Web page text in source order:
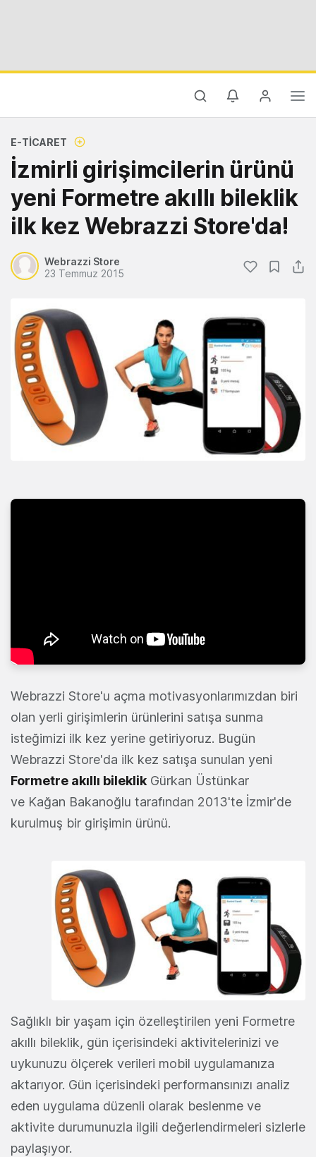
E-TICARET
İzmirli girişimcilerin ürünü
yeni Formetre akıllı bileklik
ilk kez Webrazzi Store'da!
Webrazzi Store
23 Temmuz 2015
Webrazzi Store'u açma motivasyonlarımızdan biri
olan yerli girişimlerin ürünlerini satışa sunma
isteğimizi ilk kez yerine getiriyoruz. Bugün
Webrazzi Store'da ilk kez satışa sunulan yeni
Formetre akıllı bileklik Gürkan Üstünkar
ve Kağan Bakanoğlu tarafından 2013'te İzmir'de
kurulmuş bir girişimin ürünü.
Sağlıklı bir yaşam için özelleştirilen yeni Formetre
akıllı bileklik, gün içerisindeki aktivitelerinizi ve
uykunuzu ölçerek verileri mobil uygulamanıza
aktarıyor. Gün içerisindeki performansınızı analiz
eden uygulama düzenli olarak beslenme ve
aktivite durumunuzla ilgili değerlendirmeleri sizlerle
paylaşıyor.